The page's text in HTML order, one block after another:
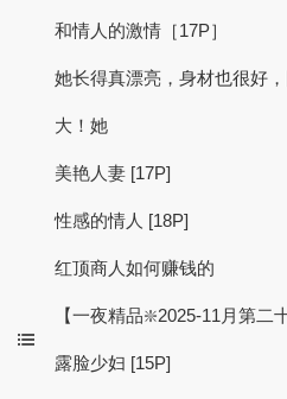
和情人的激情［17P］
她长得真漂亮，身材也很好
大！她
美艳人妻 [17P]
性感的情人 [18P]
红顶商人如何赚钱的
【一夜精品❇️2025-11月第
露脸少妇 [15P]